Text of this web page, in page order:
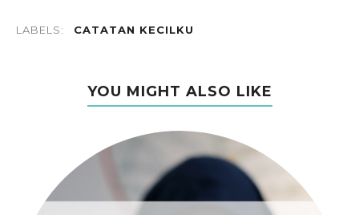
LABELS: CATATAN KECILKU
YOU MIGHT ALSO LIKE